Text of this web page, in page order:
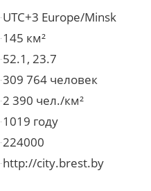
UTC+3 Europe/Minsk
145 км²
52.1, 23.7
309 764 человек
2 390 чел./км²
1019 году
224000
http://city.brest.by